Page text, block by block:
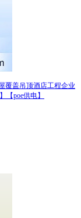
覆盖吊顶酒店工程企业
【poe供电】